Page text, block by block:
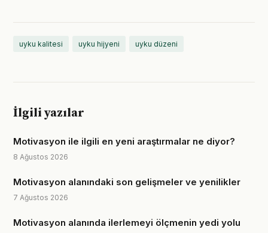
uyku kalitesi uyku hijyeni uyku düzeni
İlgili yazılar
Motivasyon ile ilgili en yeni araştırmalar ne diyor?
8 Ağustos 2026
Motivasyon alanındaki son gelişmeler ve yenilikler
7 Ağustos 2026
Motivasyon alanında ilerlemeyi ölçmenin yedi yolu